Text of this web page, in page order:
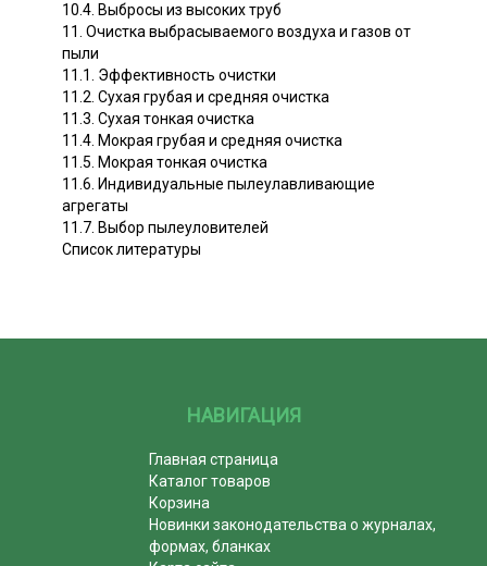
10.4. Выбросы из высоких труб
11. Очистка выбрасываемого воздуха и газов от
пыли
11.1. Эффективность очистки
11.2. Сухая грубая и средняя очистка
11.3. Сухая тонкая очистка
11.4. Мокрая грубая и средняя очистка
11.5. Мокрая тонкая очистка
11.6. Индивидуальные пылеулавливающие
агрегаты
11.7. Выбор пылеуловителей
Список литературы
НАВИГАЦИЯ
Главная страница
Каталог товаров
Корзина
Новинки законодательства о журналах,
формах, бланках